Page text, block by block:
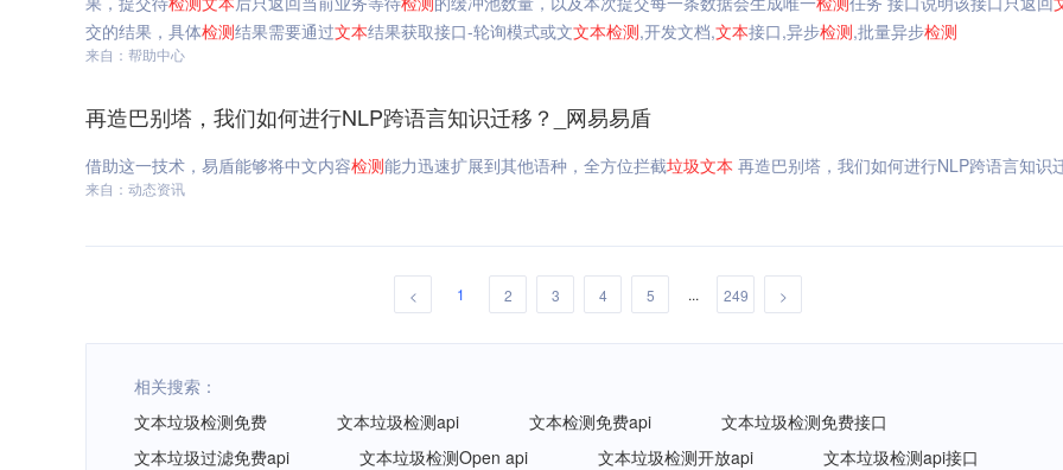
交的结果，具体检测结果需要通过文本结果获取接口-轮询模式或文文本检测,开发文档,文本接口,异步检测,批量异步检测
来自：帮助中心
再造巴别塔，我们如何进行NLP跨语言知识迁移？_网易易盾
借助这一技术，易盾能够将中文内容检测能力迅速扩展到其他语种，全方位拦截垃圾文本 再造巴别塔，我们如何进行NLP跨语言知识
来自：动态资讯
< 1 2 3 4 5 ... 249 >
相关搜索：
文本垃圾检测免费
文本垃圾检测api 文本检测免费api
文本垃圾检测免费接口
文本垃圾过滤免费api
文本垃圾检测Open api 文本垃圾检测开放api
文本垃圾检测api接口